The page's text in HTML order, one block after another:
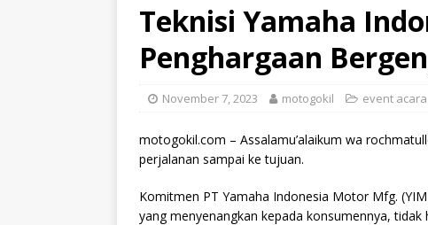
Teknisi Yamaha
Penghargaan
November 7, 2023 motogokil event acara
motogokil.com – Assalamu’alaikum wa
perjalanan sampai ke tujuan.
Komitmen PT Yamaha Indonesia Motor Mfg.
yang menyenangkan kepada konsumennya,